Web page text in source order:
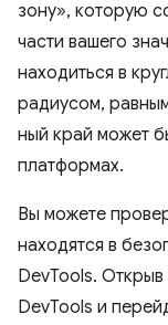
зону», которую
части вашего
находиться в
радиусом,
ный край может
платформах.
Вы можете
находятся в
DevTools.
DevTools и